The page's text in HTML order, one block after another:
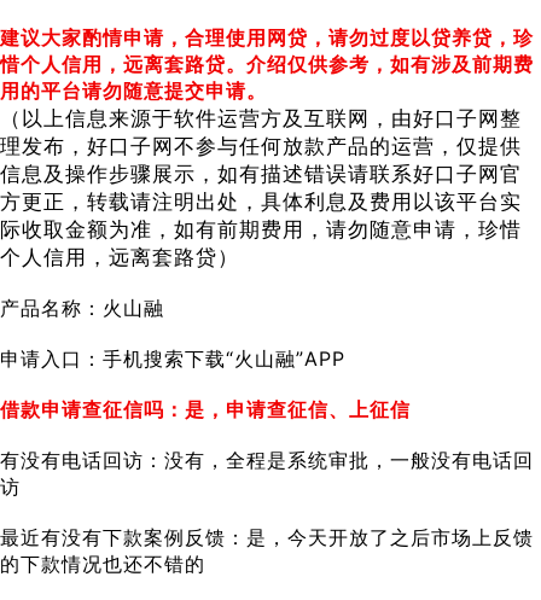
建议大家酌情申请，合理使用网贷，请勿过度以贷养贷，珍
惜个人信用，远离套路贷。介绍仅供参考，如有涉及前期费
用的平台请勿随意提交申请。
（以上信息来源于软件运营方及互联网，由好口子网整
理发布，好口子网不参与任何放款产品的运营，仅提供
信息及操作步骤展示，如有描述错误请联系好口子网官
方更正，转载请注明出处，具体利息及费用以该平台实
际收取金额为准，如有前期费用，请勿随意申请，珍惜
个人信用，远离套路贷）
产品名称：火山融
申请入口：手机搜索下载“火山融”APP
借款申请查征信吗：是，申请查征信、上征信
有没有电话回访：没有，全程是系统审批，一般没有电话回
访
最近有没有下款案例反馈：是，今天开放了之后市场上反馈
的下款情况也还不错的